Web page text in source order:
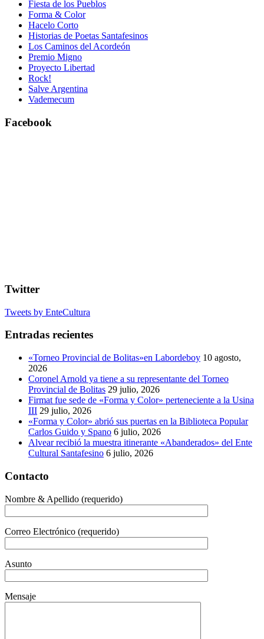
Fiesta de los Pueblos
Forma & Color
Hacelo Corto
Historias de Poetas Santafesinos
Los Caminos del Acordeón
Premio Migno
Proyecto Libertad
Rock!
Salve Argentina
Vademecum
Facebook
Twitter
Tweets by EnteCultura
Entradas recientes
«Torneo Provincial de Bolitas»en Labordeboy 10 agosto,
2026
Coronel Arnold ya tiene a su representante del Torneo
Provincial de Bolitas 29 julio, 2026
Firmat fue sede de «Forma y Color» perteneciente a la Usina
III 29 julio, 2026
«Forma y Color» abrió sus puertas en la Biblioteca Popular
Carlos Guido y Spano 6 julio, 2026
Alvear recibió la muestra itinerante «Abanderados» del Ente
Cultural Santafesino 6 julio, 2026
Contacto
Nombre & Apellido (requerido)
Correo Electrónico (requerido)
Asunto
Mensaje